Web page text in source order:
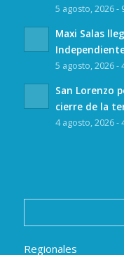
5 agosto, 2026 -
Maxi Salas
5 agosto, 2026 -
San Lorenzo
cierre de la
4 agosto, 2026 -
Regionales